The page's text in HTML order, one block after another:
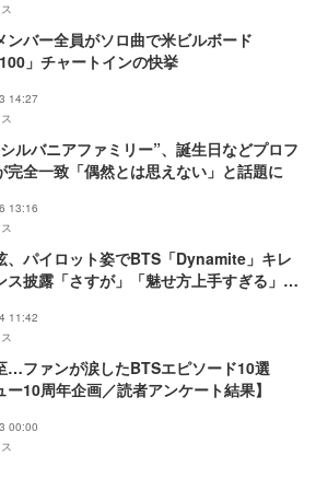
ンバー全員がソロ曲で米ビルボード
100」チャートインの快挙
14:27
ルバニアファミリー”、誕生日などプロフ
完全一致「偶然とは思えない」と話題に
13:16
、パイロット姿でBTS「Dynamite」キレ
ス披露「さすが」「魅せ方上手すぎる」の
11:42
…ファンが涙したBTSエピソード10選
ー10周年企画／読者アンケート結果】
00:00